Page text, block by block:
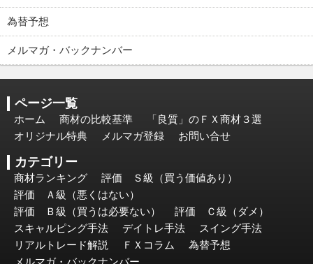
為替予想
メルマガ・バックナンバー
ページ一覧
ホーム 商材の比較基準
「良質」のＦＸ商材３選
オリジナル特典
メルマガ登録 お問い合せ
カテゴリー
商材ランキング
評価 Ｓ級（買う価値あり）
評価 Ａ級（悪くはない）
評価 Ｂ級（買うは必要ない）
評価 Ｃ級（ダメ）
スキャルピング手法
デイトレ手法
スイング手法
リアルトレード解説
ＦＸコラム
為替予想